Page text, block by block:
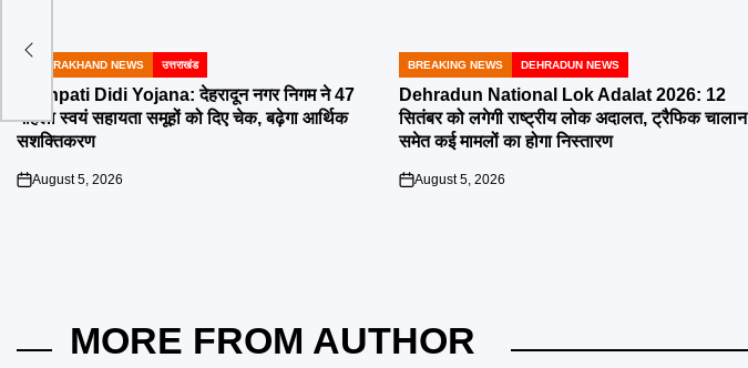
POSTED
UTTARAKHAND NEWS उत्तराखंड
Lakhpati Didi Yojana: देहरादून नगर निगम ने 47
महिला स्वयं सहायता समूहों को दिए चेक, बढ़ेगा आर्थिक
सशक्तिकरण
on
August 5, 2026
POSTED
IN
BREAKING NEWS DEHRADUN NEWS
Dehradun National Lok Adalat 2026: 12
सितंबर को लगेगी राष्ट्रीय लोक अदालत, ट्रैफिक चालान
समेत कई मामलों का होगा निस्तारण
on
August 5, 2026
MORE FROM AUTHOR